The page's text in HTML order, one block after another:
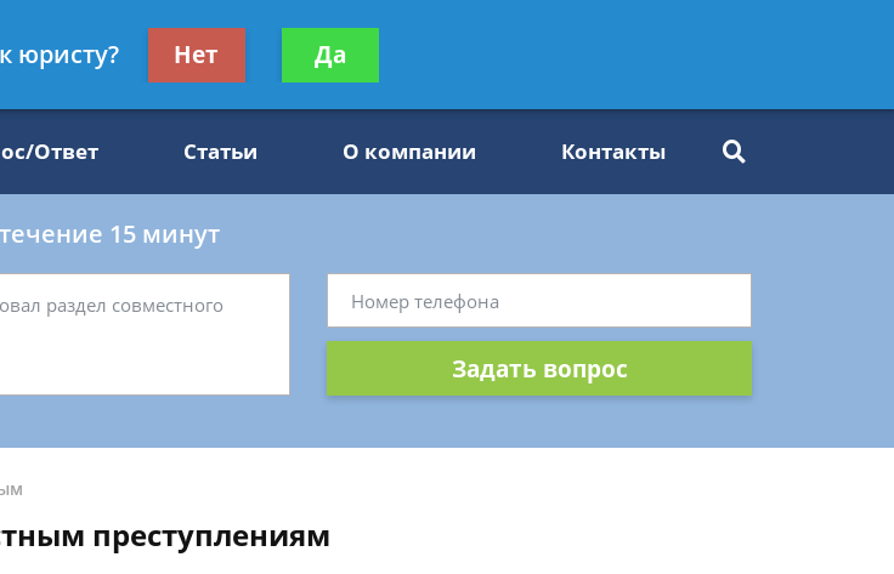
Получите консультацию
бесплатно
Ответ Статьи О компании Контакты
15 минут
Задать вопрос
преступлениям
юристу? Нет Да